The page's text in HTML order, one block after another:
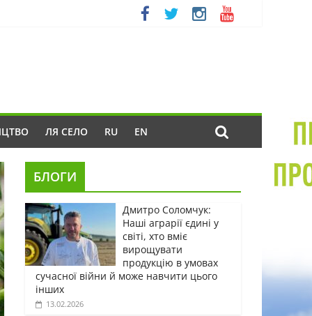
ЛЯ СЕЛО RU EN
БЛОГИ
Дмитро Соломчук:
Наші аграрії єдині у
світі, хто вміє
вирощувати
продукцію в умовах
сучасної війни й може навчити цього
інших
13.02.2026